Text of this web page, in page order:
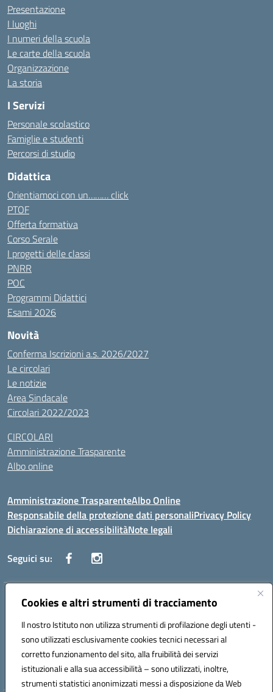
Cookies e altri strumenti di tracciamento
Il nostro Istituto non utilizza strumenti di profilazione degli utenti -
sono utilizzati esclusivamente cookies tecnici necessari al
corretto funzionamento del sito, alla fruibilità dei servizi
istituzionali e alla sua accessibilità – sono utilizzati, inoltre,
strumenti statistici anonimizzati messi a disposizione da Web
Presentazione
I luoghi
I numeri della scuola
Le carte della scuola
Organizzazione
La storia
I Servizi
Personale scolastico
Famiglie e studenti
Percorsi di studio
Didattica
Orientiamoci con un……… click
PTOF
Offerta formativa
Corso Serale
I progetti delle classi
PNRR
POC
Programmi Didattici
Esami 2026
Novità
Conferma Iscrizioni a.s. 2026/2027
Le circolari
Le notizie
Area Sindacale
Circolari 2022/2023
CIRCOLARI
Amministrazione Trasparente
Albo online
Amministrazione TrasparenteAlbo Online
Responsabile della protezione dati personaliPrivacy Policy
Dichiarazione di accessibilitàNote legali
Seguici su:
Indirizzo:Corso Vittorio Emanuele, 27 90133 - Palermo
Posta elettronica certificata (PEC):pais03600r@pec.istruzione.it
Codice fiscale: 97308550827
Codice meccanografico: PAIS03600R